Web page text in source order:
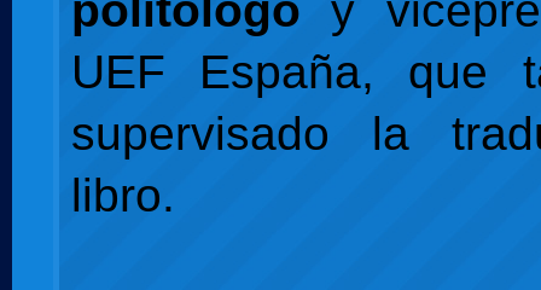
UEF España, que
supervisado la
libro.